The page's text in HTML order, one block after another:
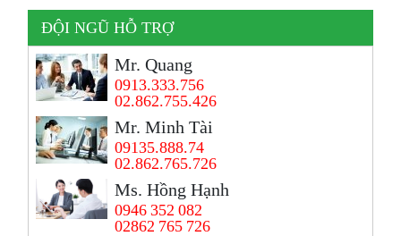
ĐỘI NGŨ HỖ TRỢ
Mr. Quang
0913.333.756
02.862.755.426
Mr. Minh Tài
09135.888.74
02.862.765.726
Ms. Hồng Hạnh
0946 352 082
02862 765 726